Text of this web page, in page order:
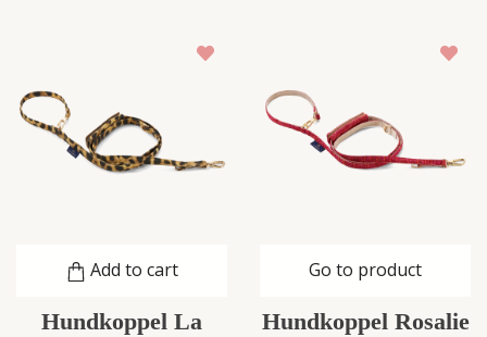
Add to cart
Hundkoppel La
Go to product
Hundkoppel Rosalie